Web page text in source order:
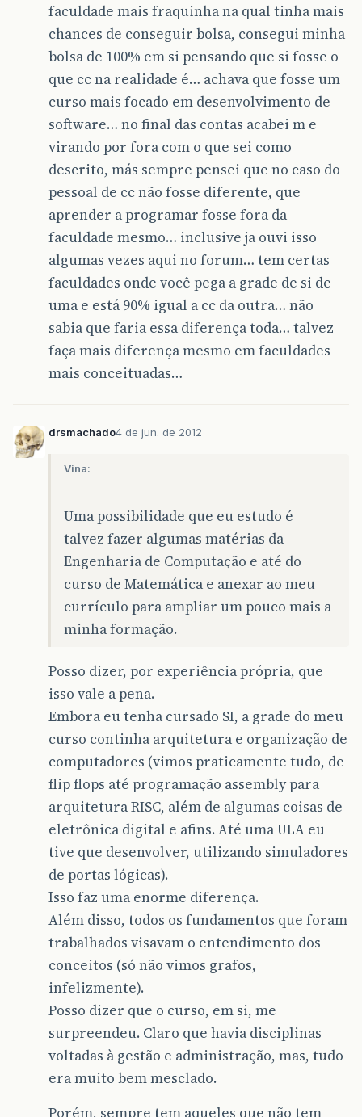
faculdade mais fraquinha na qual tinha mais
chances de conseguir bolsa, consegui minha
bolsa de 100% em si pensando que si fosse o
que cc na realidade é… achava que fosse um
curso mais focado em desenvolvimento de
software… no final das contas acabei m e
virando por fora com o que sei como
descrito, más sempre pensei que no caso do
pessoal de cc não fosse diferente, que
aprender a programar fosse fora da
faculdade mesmo… inclusive ja ouvi isso
algumas vezes aqui no forum… tem certas
faculdades onde você pega a grade de si de
uma e está 90% igual a cc da outra… não
sabia que faria essa diferença toda… talvez
faça mais diferença mesmo em faculdades
mais conceituadas…
drsmachado4 de jun. de 2012
Vina:
Uma possibilidade que eu estudo é
talvez fazer algumas matérias da
Engenharia de Computação e até do
curso de Matemática e anexar ao meu
currículo para ampliar um pouco mais a
minha formação.
Posso dizer, por experiência própria, que
isso vale a pena.
Embora eu tenha cursado SI, a grade do meu
curso continha arquitetura e organização de
computadores (vimos praticamente tudo, de
flip flops até programação assembly para
arquitetura RISC, além de algumas coisas de
eletrônica digital e afins. Até uma ULA eu
tive que desenvolver, utilizando simuladores
de portas lógicas).
Isso faz uma enorme diferença.
Além disso, todos os fundamentos que foram
trabalhados visavam o entendimento dos
conceitos (só não vimos grafos,
infelizmente).
Posso dizer que o curso, em si, me
surpreendeu. Claro que havia disciplinas
voltadas à gestão e administração, mas, tudo
era muito bem mesclado.
Porém, sempre tem aqueles que não tem